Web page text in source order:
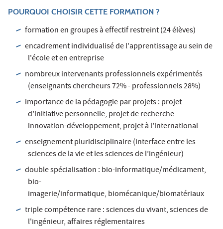
POURQUOI CHOISIR CETTE FORMATION ?
formation en groupes à effectif restreint (24 élèves)
encadrement individualisé de l'apprentissage au sein de
l'école et en entreprise
nombreux intervenants professionnels expérimentés
(enseignants chercheurs 72% - professionnels 28%)
importance de la pédagogie par projets : projet
d’initiative personnelle, projet de recherche-
innovation-développement, projet à l’international
enseignement pluridisciplinaire (interface entre les
sciences de la vie et les sciences de l’ingénieur)
double spécialisation : bio-informatique/médicament,
bio-
imagerie/informatique, biomécanique/biomatériaux
triple compétence rare : sciences du vivant, sciences de
l'ingénieur, affaires réglementaires